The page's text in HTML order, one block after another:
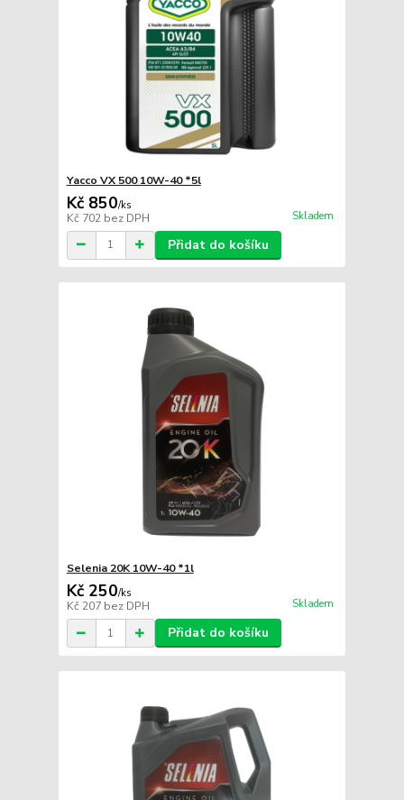
Yacco VX 500 10W-40 *5l
Kč 850/ks
Kč 702 bez DPH Skladem
Přidat do košíku
Selenia 20K 10W-40 *1l
Kč 250/ks
Kč 207 bez DPH Skladem
Přidat do košíku